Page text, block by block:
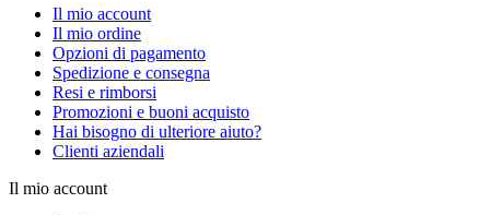
Il mio account
Il mio ordine
Opzioni di pagamento
Spedizione e consegna
Resi e rimborsi
Promozioni e buoni acquisto
Hai bisogno di ulteriore aiuto?
Clienti aziendali
Il mio account